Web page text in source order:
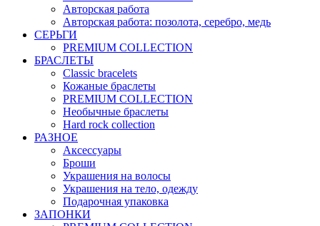
Авторская работа
Авторская работа: позолота, серебро, медь
СЕРЬГИ
PREMIUM COLLECTION
БРАСЛЕТЫ
Classic bracelets
Кожаные браслеты
PREMIUM COLLECTION
Необычные браслеты
Hard rock collection
РАЗНОЕ
Аксессуары
Броши
Украшения на волосы
Украшения на тело, одежду
Подарочная упаковка
ЗАПОНКИ